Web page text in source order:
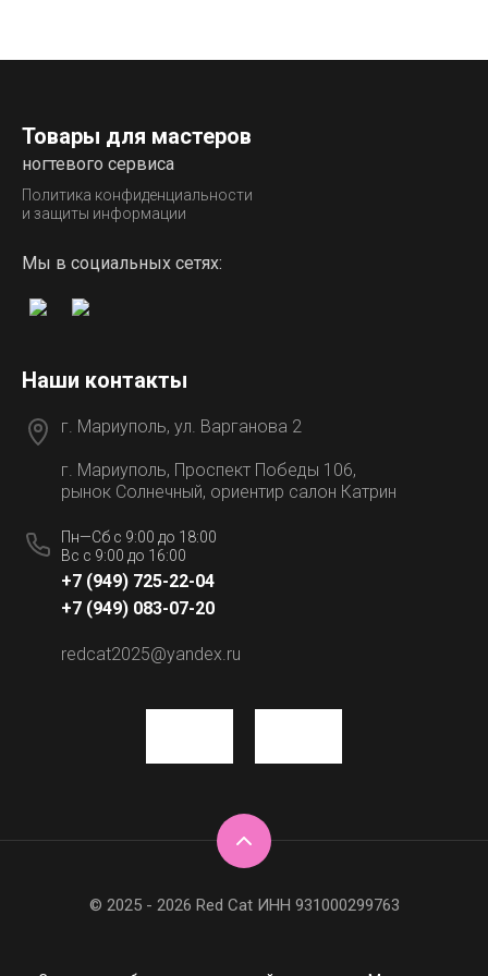
Товары для мастеров
ногтевого сервиса
Политика конфиденциальности
и защиты информации
Мы в социальных сетях:
Наши контакты
г. Мариуполь, ул. Варганова 2
г. Мариуполь, Проспект Победы 106,
рынок Солнечный, ориентир салон Катрин
Пн—Сб с 9:00 до 18:00
Вс с 9:00 до 16:00
+7 (949) 725-22-04
+7 (949) 083-07-20
redcat2025@yandex.ru
© 2025 - 2026 Red Cat ИНН 931000299763